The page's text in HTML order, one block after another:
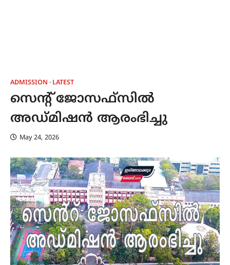
ADMISSION LATEST
സെൻ്റ് ജോസഫ്സിൽ
അഡ്‌മിഷൻ ആരംഭിച്ചു
May 24, 2026